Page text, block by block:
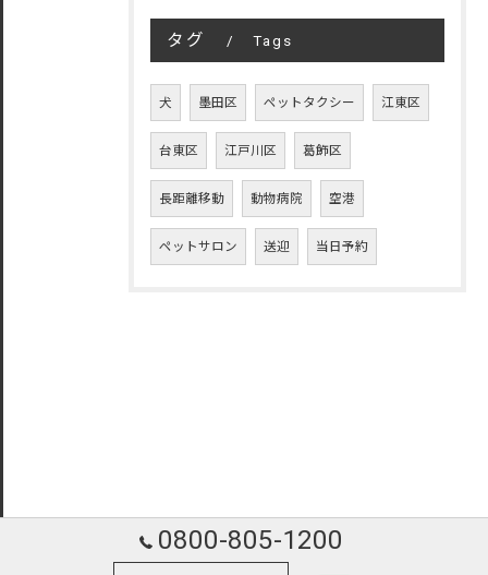
タグ Tags
犬 墨田区 ペットタクシー 江東区
台東区 江戸川区 葛飾区
長距離移動 動物病院 空港
ペットサロン 送迎 当日予約
0800-805-1200